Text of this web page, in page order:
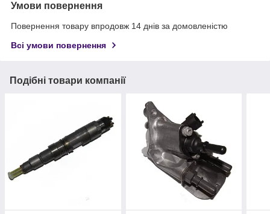
Умови повернення
Повернення товару впродовж 14 днів за домовленістю
Всі умови повернення
Подібні товари компанії